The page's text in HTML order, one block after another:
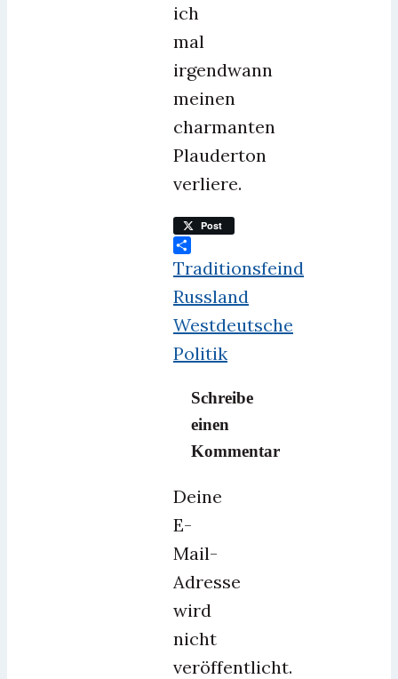
ich
mal
irgendwann
meinen
charmanten
Plauderton
verliere.
Post
Teilen
Traditionsfeind
Russland
Westdeutsche
Politik
Schreibe
einen
Kommentar
Deine
E-
Mail-
Adresse
wird
nicht
veröffentlicht.